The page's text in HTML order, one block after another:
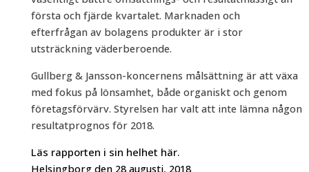
första och fjärde kvartalet. Marknaden och
efterfrågan av bolagens produkter är i stor
utsträckning väderberoende.
Gullberg & Jansson-koncernens målsättning är att växa
med fokus på lönsamhet, både organiskt och genom
företagsförvärv. Styrelsen har valt att inte lämna någon
resultatprognos för 2018.
Läs rapporten i sin helhet här.
Helsingborg den 28 augusti, 2018